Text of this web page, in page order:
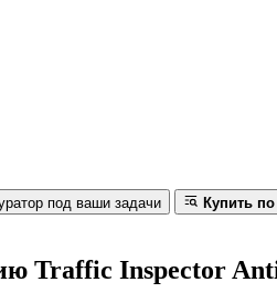
под ваши задачи Купить по
Traffic Inspector